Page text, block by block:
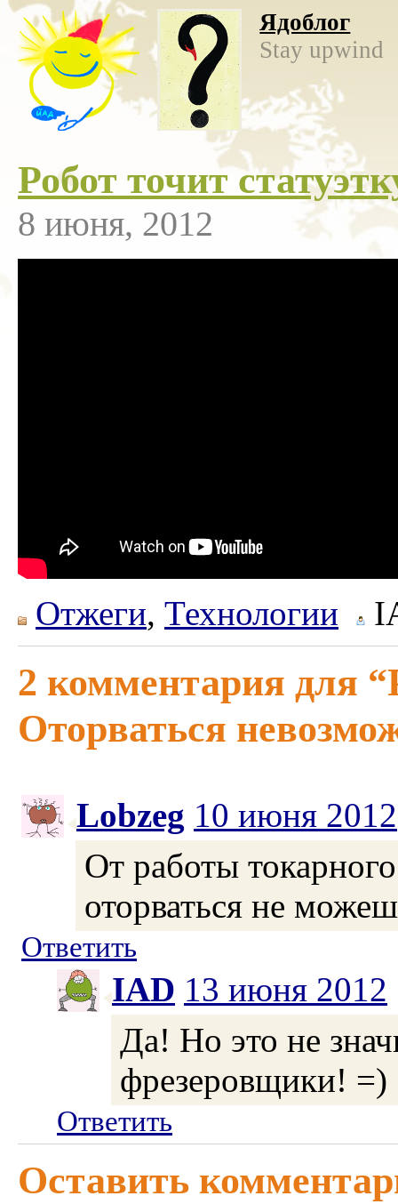
Ядоблог
Stay upwind
Робот точит
8 июня, 2012
Отжеги, Технологии
2 комментария для
Оторваться
Lobzeg 10 июня 2012
От работы
оторваться не
Ответить
IAD 13 июня 2012
Да! Но это не
фрезеровщики! =)
Ответить
Оставить